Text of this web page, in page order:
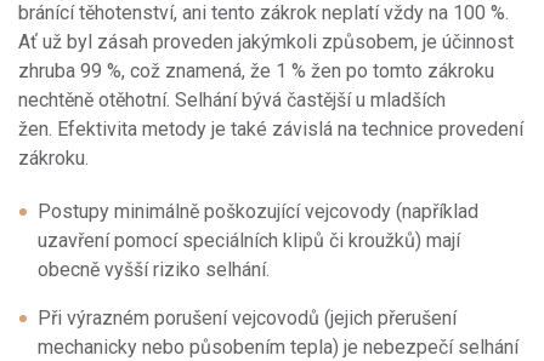
bránící těhotenství, ani tento zákrok neplatí vždy na 100 %.
Ať už byl zásah proveden jakýmkoli způsobem, je účinnost
zhruba 99 %, což znamená, že 1 % žen po tomto zákroku
nechtěně otěhotní. Selhání bývá častější u mladších
žen. Efektivita metody je také závislá na technice provedení
zákroku.
Postupy minimálně poškozující vejcovody (například
uzavření pomocí speciálních klipů či kroužků) mají
obecně vyšší riziko selhání.
Při výrazném porušení vejcovodů (jejich přerušení
mechanicky nebo působením tepla) je nebezpečí selhání